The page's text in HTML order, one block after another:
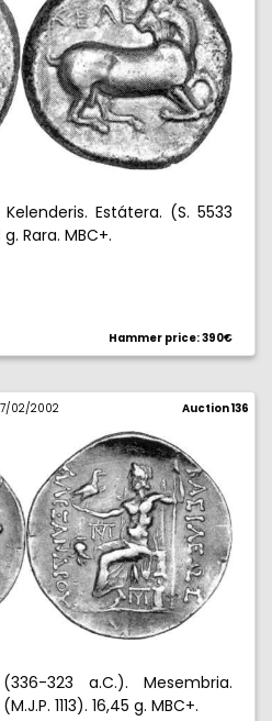
Estátera. (S. 5533
Rara. MBC+.
Hammer price: 390€
02/2002 Auction 136
323 a.C.). Mesembria.
1113). 16,45 g. MBC+.